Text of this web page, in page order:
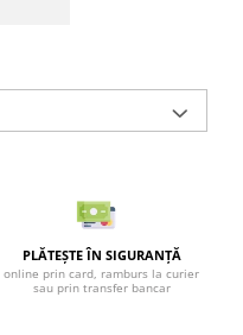
PLĂTEȘTE ÎN SIGURANȚĂ
online prin card, ramburs la curier
sau prin transfer bancar